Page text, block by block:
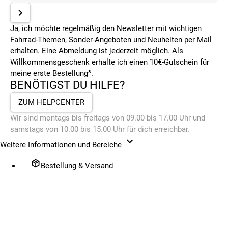
Ja, ich möchte regelmäßig den Newsletter mit wichtigen
Fahrrad-Themen, Sonder-Angeboten und Neuheiten per Mail
erhalten. Eine Abmeldung ist jederzeit möglich. Als
Willkommensgeschenk erhalte ich einen 10€-Gutschein für
meine erste Bestellung³.
BENÖTIGST DU HILFE?
ZUM HELPCENTER
Wir sind montags bis freitags von 09.00 bis 17.00 Uhr und
samstags von 10.00 bis 15.00 Uhr für dich erreichbar.
Weitere Informationen und Bereiche
Bestellung & Versand